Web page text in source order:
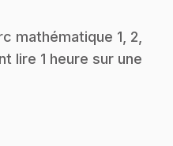
mathématique 1, 2,
lire 1 heure sur une